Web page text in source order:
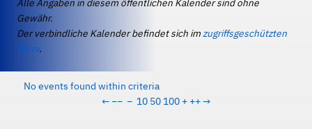
Alle Angaben in diesem öffentlichen Kalender sind ohne
Gewähr.
Der verbindliche Kalender befindet sich imzugriffsgeschützten
IServ.
No events found within criteria
← −− − 10 50 100 + ++→